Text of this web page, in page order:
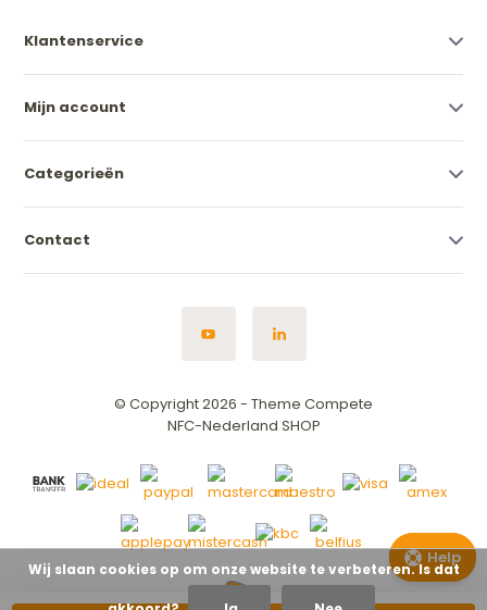
Klantenservice
Mijn account
Categorieën
Contact
© Copyright 2026 - Theme Compete
NFC-Nederland SHOP
Vind de
Help
Wij slaan cookies op om onze website te verbeteren. Is dat